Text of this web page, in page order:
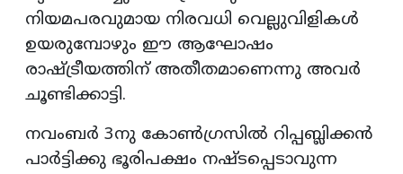
നിയമപരവുമായ നിരവധി വെല്ലുവിളികൾ
ഉയരുമ്പോഴും ഈ ആഘോഷം
രാഷ്ട്രീയത്തിന് അതീതമാണെന്നു അവർ
ചൂണ്ടിക്കാട്ടി.
നവംബർ 3നു കോൺഗ്രസിൽ റിപ്പബ്ലിക്കൻ
പാർട്ടിക്കു ഭൂരിപക്ഷം നഷ്ടപ്പെടാവുന്ന